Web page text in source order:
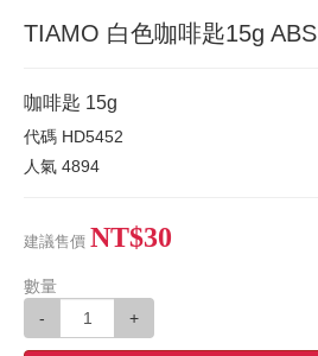
TIAMO 白色咖啡匙15g ABS
咖啡匙 15g
代碼 HD5452
人氣 4894
建議售價 NT$30
數量
-
+